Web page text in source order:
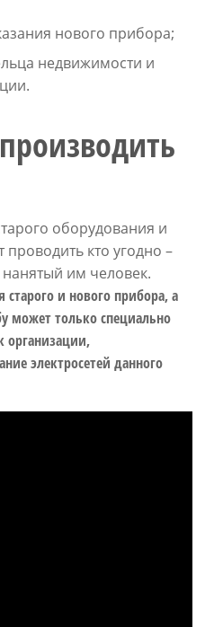
нового прибора;
недвижимости и
оборудования и
кто угодно –
им человек.
старого и нового прибора, а
может только специально
организации,
электросетей данного